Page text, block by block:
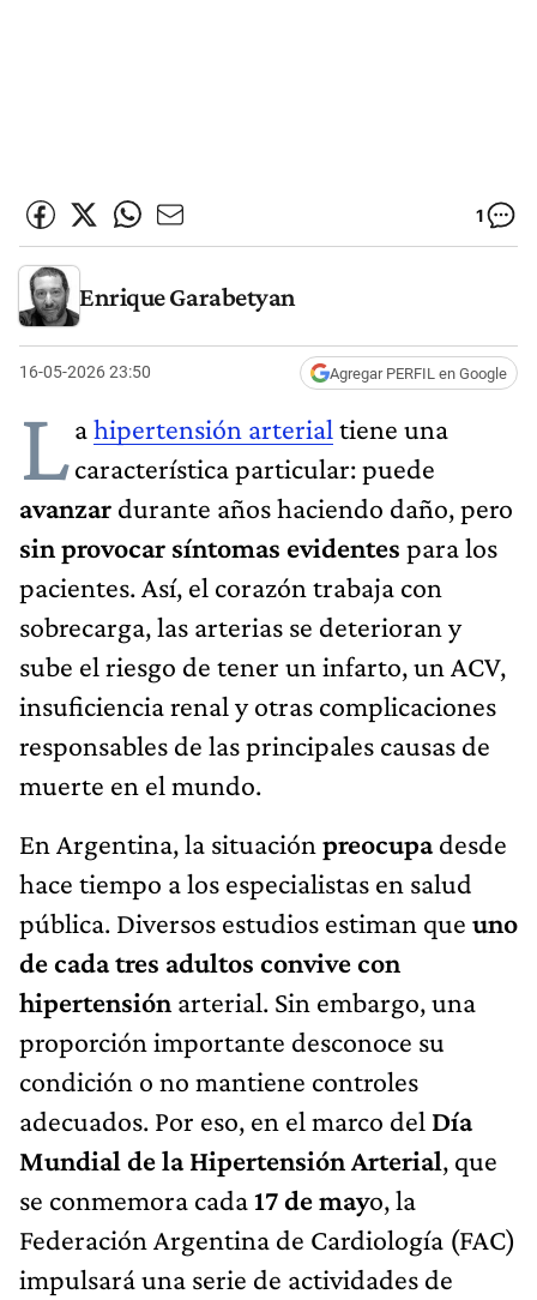
1
Enrique Garabetyan
16-05-2026 23:50 Agregar PERFIL en Google
Lahipertensión arterial tiene una
característica particular: puede
avanzar durante años haciendo daño, pero
sin provocar síntomas evidentes para los
pacientes. Así, el corazón trabaja con
sobrecarga, las arterias se deterioran y
sube el riesgo de tener un infarto, un ACV,
insuficiencia renal y otras complicaciones
responsables de las principales causas de
muerte en el mundo.
En Argentina, la situación preocupadesde
hace tiempo a los especialistas en salud
pública. Diversos estudios estiman que uno
de cada tres adultos convive con
hipertensión arterial. Sin embargo, una
proporción importante desconoce su
condición o no mantiene controles
adecuados. Por eso, en el marco del Día
Mundial de la Hipertensión Arterial, que
se conmemora cada17 de mayo, la
Federación Argentina de Cardiología (FAC)
impulsará una serie de actividades de